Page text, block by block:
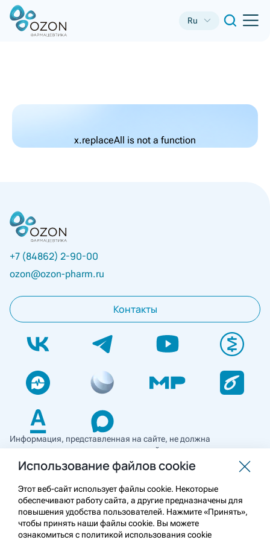
Ru
x.replaceAll is not a function
+7 (84862) 2-90-00
ozon@ozon-pharm.ru
Контакты
Информация, представленная на сайте, не должна
использоваться для самостоятельной диагностики и лечения
и не может служить заменой очной консультации врача. Перед
применением необходимо ознакомиться
с противопоказаниями препарата. Информация
о лекарственных средствах рецептурного отпуска
предназначена для медицинских и фармацевтических
работников.
Использование файлов cookie
Этот веб-сайт использует файлы cookie. Некоторые
обеспечивают работу сайта, а другие предназначены для
повышения удобства пользователей. Нажмите «Принять»,
чтобы принять наши файлы cookie. Вы можете
ознакомиться с политикой использования cookie